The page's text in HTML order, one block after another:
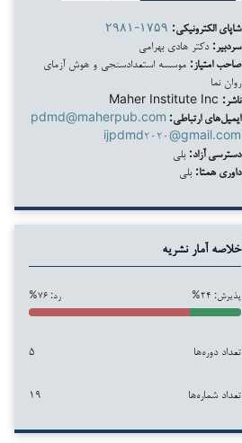
شاپای الکترونیکی: ۲۹۸۱-۱۷۵۹
سردبیر: دکتر هادی بهرامی
صاحب امتیاز: موسسه استعدادسنجی و هوش آزمای
روان نما
ناشر:
ایمیل‌های ارتباطی: pdmd@maherpub.com
ijpdmd۲۰۲۰@gmail.com
دسترسی آزاد: بلی
داوری همتا: بلی
خلاصه آمار نشریه
پذیرش: ۲۴% رد: ۷۶%
تعداد دوره‌ها ۵
تعداد شماره‌ها ۱۹